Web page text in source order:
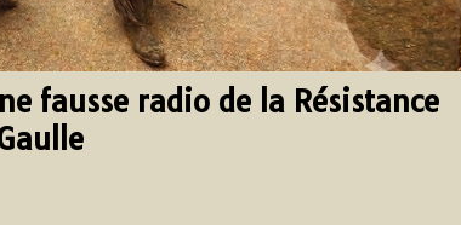
fausse radio de la Résistance